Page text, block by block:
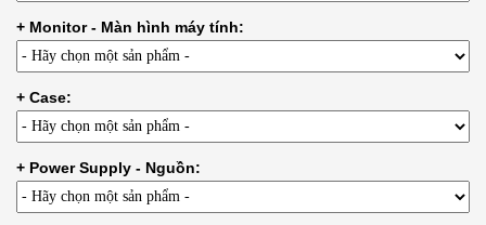
+ Monitor - Màn hình máy tính:
+ Case:
+ Power Supply - Nguồn: